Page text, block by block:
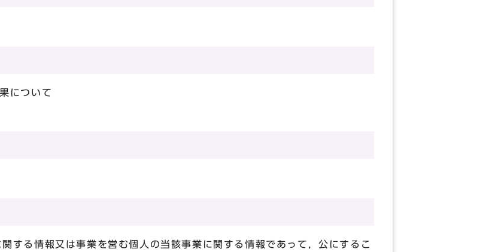
について
する情報又は事業を営む個人の当該事業に関する情報であって，公にするこ